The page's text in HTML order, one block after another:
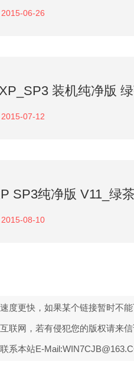
2015-06-26
装机纯净版
2015-07-12
SP3纯净版 V11_绿
2015-08-10
度更快，如果某个链接暂时不
联网，若有侵犯您的版权请来
系本站E-